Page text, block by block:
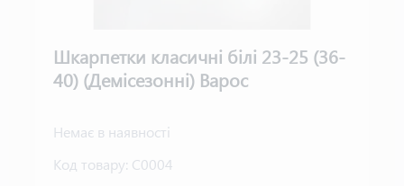
Шкарпетки класичні білі 23-25 (36-
40) (Демісезонні) Варос
Немає в наявності
Код товару: С0004